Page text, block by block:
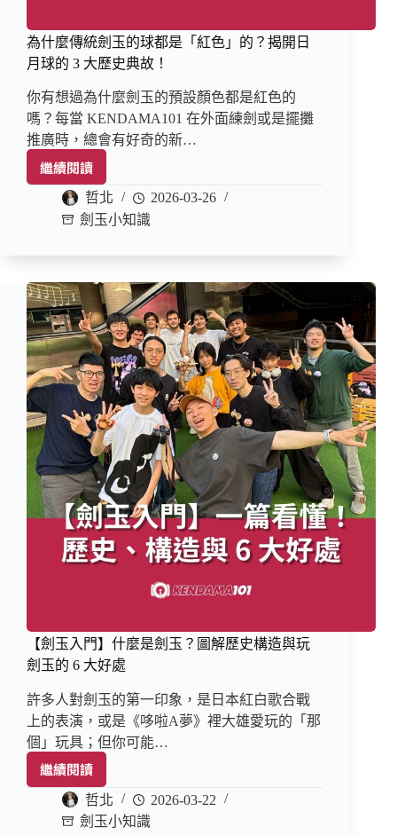
為什麼傳統劍玉的球都是「紅色」的？揭開日
月球的 3 大歷史典故！
你有想過為什麼劍玉的預設顏色都是紅色的
嗎？每當 KENDAMA101 在外面練劍或是擺攤
推廣時，總會有好奇的新…
繼續閱讀
哲北
2026-03-26
劍玉小知識
【劍玉入門】什麼是劍玉？圖解歷史構造與玩
劍玉的 6 大好處
許多人對劍玉的第一印象，是日本紅白歌合戰
上的表演，或是《哆啦A夢》裡大雄愛玩的「那
個」玩具；但你可能…
繼續閱讀
哲北
2026-03-22
劍玉小知識